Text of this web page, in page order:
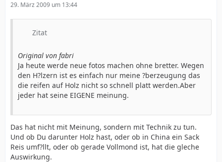
29. März 2009 um 13:44
Zitat
Original von fabri
Ja heute werde neue fotos machen ohne bretter. Wegen
den H?lzern ist es einfach nur meine ?berzeugung das
die reifen auf Holz nicht so schnell platt werden.Aber
jeder hat seine EIGENE meinung.
Das hat nicht mit Meinung, sondern mit Technik zu tun.
Und ob Du darunter Holz hast, oder ob in China ein Sack
Reis umf?llt, oder ob gerade Vollmond ist, hat die gleche
Auswirkung.